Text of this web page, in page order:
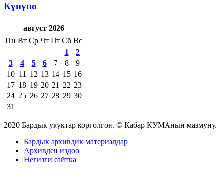
Күнүнө
август 2026
Пн Вт Ср Чт Пт Сб Вс
1
2
3
4 5 6 7 8
9
10 11 12 13 14 15 16
17 18 19 20 21 22 23
24 25 26 27 28 29 30
31
2020 Бардык укуктар корголгон. © Кабар КУМАнын мазмуну.
Бардык архивдик материалдар
Архивден издөө
Негизги сайтка